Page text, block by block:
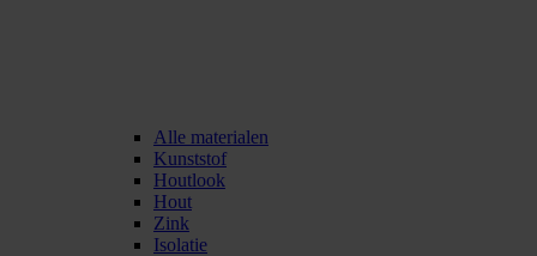
Alle materialen
Kunststof
Houtlook
Hout
Zink
Isolatie